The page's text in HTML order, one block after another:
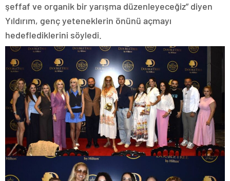
şeffaf ve organik bir yarışma düzenleyeceğiz” diyen
Yıldırım, genç yeteneklerin önünü açmayı
hedeflediklerini söyledi.